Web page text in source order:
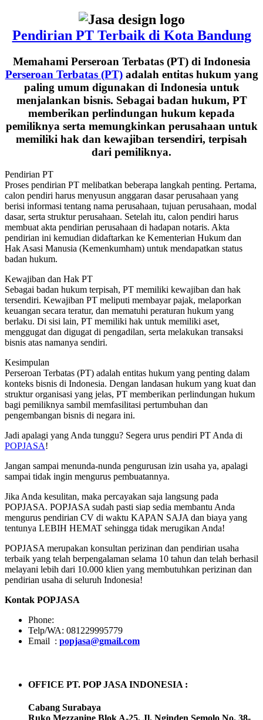
Pendirian PT Terbaik di Kota Bandung
Memahami Perseroan Terbatas (PT) di Indonesia
Perseroan Terbatas (PT)adalah entitas hukum yang
paling umum digunakan di Indonesia untuk
menjalankan bisnis. Sebagai badan hukum, PT
memberikan perlindungan hukum kepada
pemiliknya serta memungkinkan perusahaan untuk
memiliki hak dan kewajiban tersendiri, terpisah
dari pemiliknya.
Pendirian PT
Proses pendirian PT melibatkan beberapa langkah penting. Pertama,
calon pendiri harus menyusun anggaran dasar perusahaan yang
berisi informasi tentang nama perusahaan, tujuan perusahaan, modal
dasar, serta struktur perusahaan. Setelah itu, calon pendiri harus
membuat akta pendirian perusahaan di hadapan notaris. Akta
pendirian ini kemudian didaftarkan ke Kementerian Hukum dan
Hak Asasi Manusia (Kemenkumham) untuk mendapatkan status
badan hukum.
Kewajiban dan Hak PT
Sebagai badan hukum terpisah, PT memiliki kewajiban dan hak
tersendiri. Kewajiban PT meliputi membayar pajak, melaporkan
keuangan secara teratur, dan mematuhi peraturan hukum yang
berlaku. Di sisi lain, PT memiliki hak untuk memiliki aset,
menggugat dan digugat di pengadilan, serta melakukan transaksi
bisnis atas namanya sendiri.
Kesimpulan
Perseroan Terbatas (PT) adalah entitas hukum yang penting dalam
konteks bisnis di Indonesia. Dengan landasan hukum yang kuat dan
struktur organisasi yang jelas, PT memberikan perlindungan hukum
bagi pemiliknya sambil memfasilitasi pertumbuhan dan
pengembangan bisnis di negara ini.
Jadi apalagi yang Anda tunggu? Segera urus pendiri PT Anda di
POPJASA!
Jangan sampai menunda-nunda pengurusan izin usaha ya, apalagi
sampai tidak ingin mengurus pembuatannya.
Jika Anda kesulitan, maka percayakan saja langsung pada
POPJASA. POPJASA sudah pasti siap sedia membantu Anda
mengurus pendirian CV di waktu KAPAN SAJA dan biaya yang
tentunya LEBIH HEMAT sehingga tidak merugikan Anda!
POPJASA merupakan konsultan perizinan dan pendirian usaha
terbaik yang telah berpengalaman selama 10 tahun dan telah berhasil
melayani lebih dari 10.000 klien yang membutuhkan perizinan dan
pendirian usaha di seluruh Indonesia!
Kontak POPJASA
Phone:
Telp/WA: 081229995779
Email : popjasa@gmail.com
OFFICE PT. POP JASA INDONESIA :
Cabang Surabaya
Ruko Mezzanine Blok A-25, Jl. Nginden Semolo No. 38-